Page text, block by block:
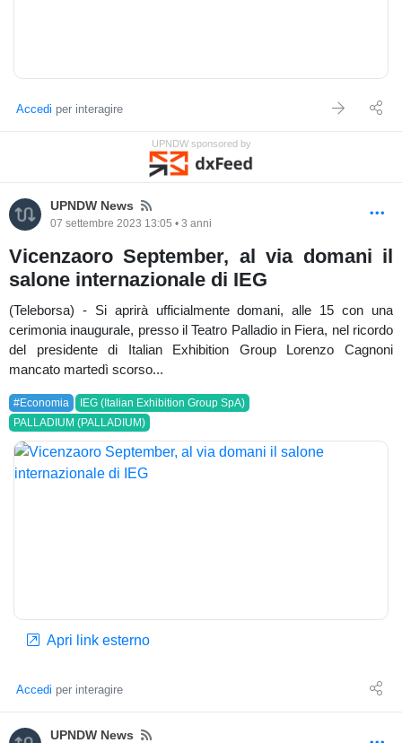
comportano notevoli rischi economici e chiunque li svolga lo fa
presente sessione didattica non si assume nessuna
a decisioni di investimento prese dal lettore.
Accedi per interagire
UPNDW sponsored by
UPNDW News News
07 settembre 2023 13:05 • 3 anni
Vicenzaoro September, al via domani il
salone internazionale di IEG
(Teleborsa) - Si aprirà ufficialmente domani, alle 15 con una
cerimonia inaugurale, presso il Teatro Palladio in Fiera, nel ricordo
del presidente di Italian Exhibition Group Lorenzo Cagnoni
mancato martedì scorso...
#Economia
IEG (Italian Exhibition Group SpA)
PALLADIUM (PALLADIUM)
Apri link esterno
Accedi per interagire
UPNDW News News